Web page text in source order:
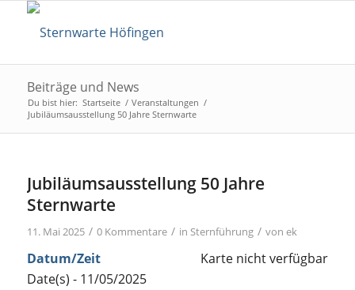
Beiträge und News
Du bist hier: Startseite / Veranstaltungen /
Jubiläumsausstellung 50 Jahre Sternwarte
Jubiläumsausstellung 50 Jahre
Sternwarte
11. Mai 2025 / 0 Kommentare / in Sternführung / von ek
Karte nicht verfügbar
Datum/Zeit
Date(s) - 11/05/2025